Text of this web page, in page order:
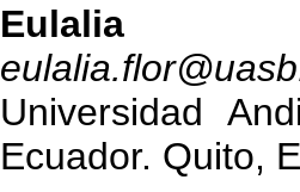
Eulalia
Universidad
Ecuador. Quito,